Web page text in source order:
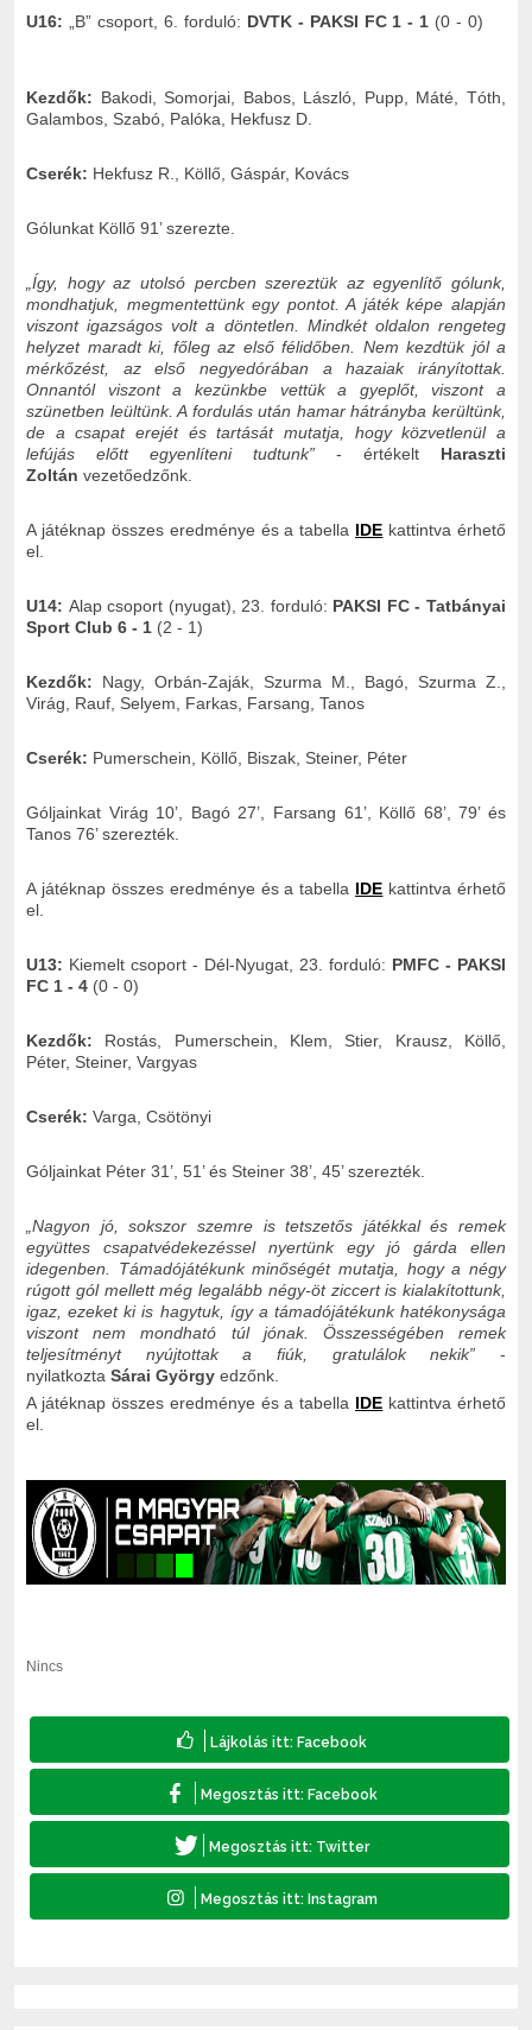
U16: „B” csoport, 6. forduló: DVTK - PAKSI FC 1 - 1 (0 - 0)
Kezdők: Bakodi, Somorjai, Babos, László, Pupp, Máté, Tóth,
Galambos, Szabó, Palóka, Hekfusz D.
Cserék: Hekfusz R., Köllő, Gáspár, Kovács
Gólunkat Köllő 91’ szerezte.
„Így, hogy az utolsó percben szereztük az egyenlítő gólunk,
mondhatjuk, megmentettünk egy pontot. A játék képe alapján
viszont igazságos volt a döntetlen. Mindkét oldalon rengeteg
helyzet maradt ki, főleg az első félidőben. Nem kezdtük jól a
mérkőzést, az első negyedórában a hazaiak irányítottak.
Onnantól viszont a kezünkbe vettük a gyeplőt, viszont a
szünetben leültünk. A fordulás után hamar hátrányba kerültünk,
de a csapat erejét és tartását mutatja, hogy közvetlenül a
lefújás előtt egyenlíteni tudtunk” - értékelt Haraszti
Zoltán vezetőedzőnk.
A játéknap összes eredménye és a tabella IDE kattintva érhető
el.
U14: Alap csoport (nyugat), 23. forduló: PAKSI FC - Tatbányai
Sport Club 6 - 1 (2 - 1)
Kezdők: Nagy, Orbán-Zaják, Szurma M., Bagó, Szurma Z.,
Virág, Rauf, Selyem, Farkas, Farsang, Tanos
Cserék: Pumerschein, Köllő, Biszak, Steiner, Péter
Góljainkat Virág 10’, Bagó 27’, Farsang 61’, Köllő 68’, 79’ és
Tanos 76’ szerezték.
A játéknap összes eredménye és a tabella IDE kattintva érhető
el.
U13: Kiemelt csoport - Dél-Nyugat, 23. forduló: PMFC - PAKSI
FC 1 - 4 (0 - 0)
Kezdők: Rostás, Pumerschein, Klem, Stier, Krausz, Köllő,
Péter, Steiner, Vargyas
Cserék: Varga, Csötönyi
Góljainkat Péter 31’, 51’ és Steiner 38’, 45’ szerezték.
„Nagyon jó, sokszor szemre is tetszetős játékkal és remek
együttes csapatvédekezéssel nyertünk egy jó gárda ellen
idegenben. Támadójátékunk minőségét mutatja, hogy a négy
rúgott gól mellett még legalább négy-öt ziccert is kialakítottunk,
igaz, ezeket ki is hagytuk, így a támadójátékunk hatékonysága
viszont nem mondható túl jónak. Összességében remek
teljesítményt nyújtottak a fiúk, gratulálok nekik” -
nyilatkozta Sárai György edzőnk.
A játéknap összes eredménye és a tabella IDE kattintva érhető
el.
Nincs